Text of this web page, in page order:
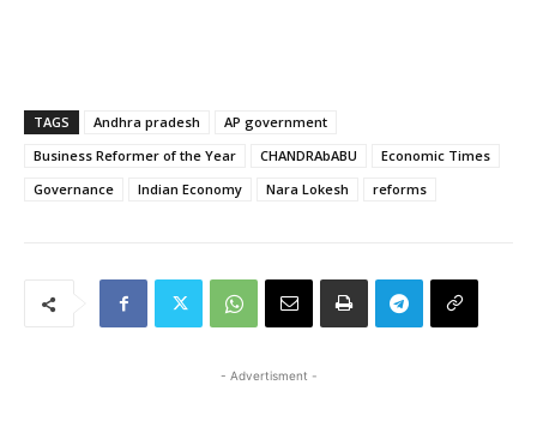
TAGS Andhra pradesh
AP government
Business Reformer of the Year
CHANDRAbABU
Economic Times
Governance
Indian Economy Nara Lokesh reforms
- Advertisment -